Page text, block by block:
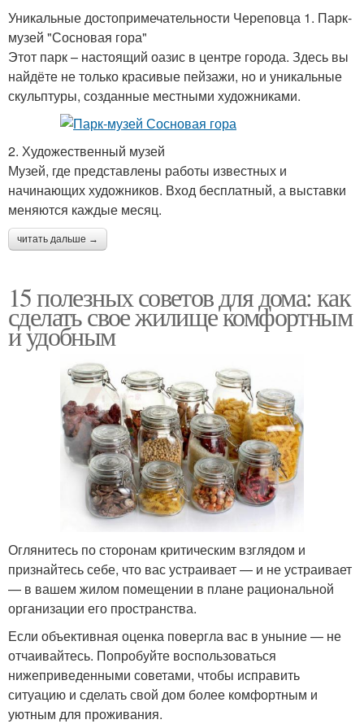
Уникальные достопримечательности Череповца 1. Парк-
музей "Сосновая гора"
Этот парк – настоящий оазис в центре города. Здесь вы
найдёте не только красивые пейзажи, но и уникальные
скульптуры, созданные местными художниками.
2. Художественный музей
Музей, где представлены работы известных и
начинающих художников. Вход бесплатный, а выставки
меняются каждые месяц.
читать дальше →
15 полезных советов для дома: как
сделать свое жилище комфортным
и удобным
Оглянитесь по сторонам критическим взглядом и
признайтесь себе, что вас устраивает — и не устраивает
— в вашем жилом помещении в плане рациональной
организации его пространства.
Если объективная оценка повергла вас в уныние — не
отчаивайтесь. Попробуйте воспользоваться
нижеприведенными советами, чтобы исправить
ситуацию и сделать свой дом более комфортным и
уютным для проживания.